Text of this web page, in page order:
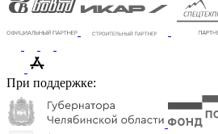
При поддержке: